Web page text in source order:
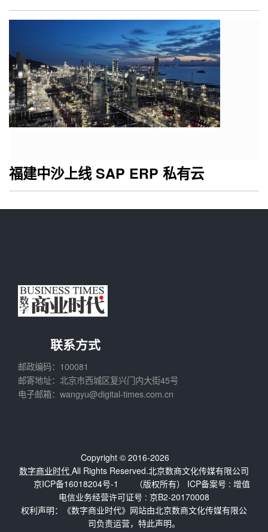
福建中沙上线 SAP ERP 私有云
联系方式
邮政编码：100081
邮寄地址：北京市西城区复兴门内大街45号
电子邮箱：wangyu@digital-times.com.cn
Copyright © 2016-2026
数字商业时代 All Rights Reserved.北京数商文化传媒有限公司
（版权所有） ICP备案号 :
京ICP备16018204号-1
增值
电信业务经营许可证号 : 京B2-20170008
权利声明：《数字商业时代》网站由北京数商文化传媒有限公
司负责运营，特此声明。